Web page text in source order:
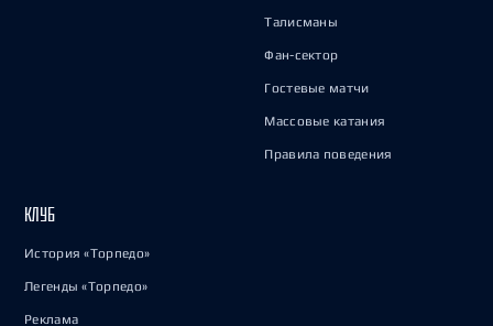
Талисманы
Фан-сектор
Гостевые матчи
Массовые катания
Правила поведения
КЛУБ
История «Торпедо»
Легенды «Торпедо»
Реклама